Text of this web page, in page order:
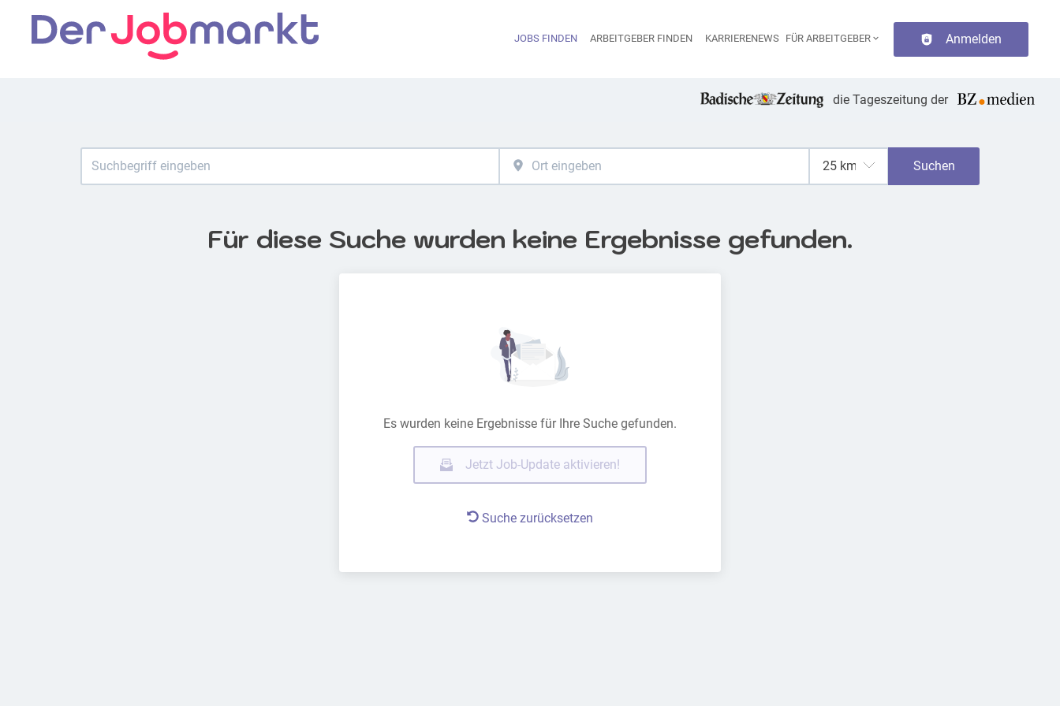
Haupt-Navigation
JOBS FINDEN ARBEITGEBER FINDEN KARRIERENEWS FÜR ARBEITGEBER Anmelden
die Tageszeitung der
Suchen
Für diese Suche wurden keine Ergebnisse gefunden.
Es wurden keine Ergebnisse für Ihre Suche gefunden.
Jetzt Job-Update aktivieren!
Suche zurücksetzen